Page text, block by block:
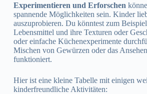
Experimentieren und Erforschen
spannende Möglichkeiten sein. Kinder
auszuprobieren. Du könntest zum
Lebensmittel und ihre Texturen oder
oder einfache Küchenexperimente
Mischen von Gewürzen oder das
funktioniert.
Hier ist eine kleine Tabelle mit einigen
kinderfreundliche Aktivitäten: